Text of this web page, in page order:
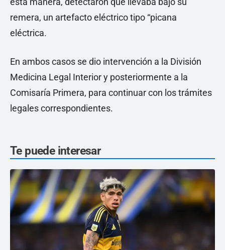
remera, un artefacto eléctrico tipo “picana
eléctrica.
En ambos casos se dio intervención a la División
Medicina Legal Interior y posteriormente a la
Comisaría Primera, para continuar con los trámites
legales correspondientes.
Te puede interesar